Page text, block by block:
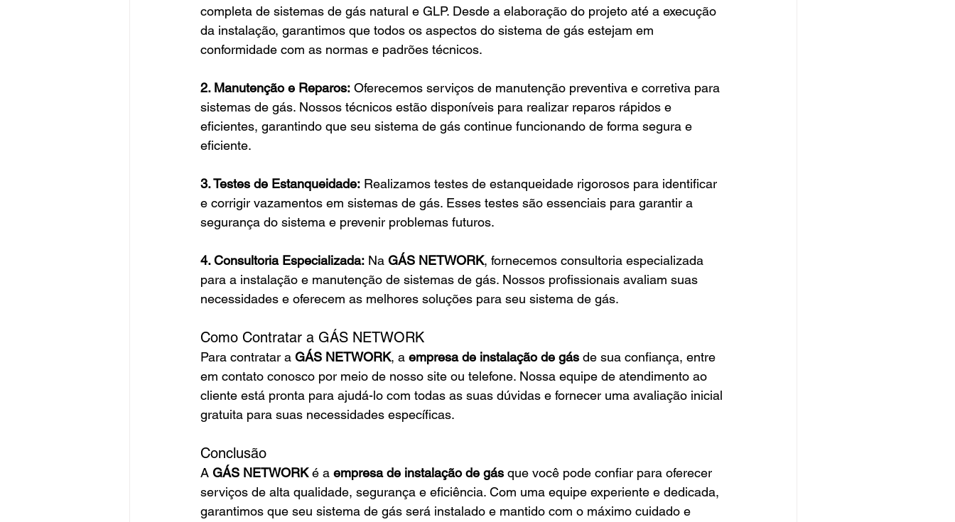
completa de sistemas de gás natural e GLP. Desde a elaboração do projeto até a execução
da instalação, garantimos que todos os aspectos do sistema de gás estejam em
conformidade com as normas e padrões técnicos.
2. Manutenção e Reparos: Oferecemos serviços de manutenção preventiva e corretiva para
sistemas de gás. Nossos técnicos estão disponíveis para realizar reparos rápidos e
eficientes, garantindo que seu sistema de gás continue funcionando de forma segura e
eficiente.
3. Testes de Estanqueidade: Realizamos testes de estanqueidade rigorosos para identificar
e corrigir vazamentos em sistemas de gás. Esses testes são essenciais para garantir a
segurança do sistema e prevenir problemas futuros.
4. Consultoria Especializada: Na GÁS NETWORK, fornecemos consultoria especializada
para a instalação e manutenção de sistemas de gás. Nossos profissionais avaliam suas
necessidades e oferecem as melhores soluções para seu sistema de gás.
Como Contratar a GÁS NETWORK
Para contratar a GÁS NETWORK, a empresa de instalação de gás de sua confiança, entre
em contato conosco por meio de nosso site ou telefone. Nossa equipe de atendimento ao
cliente está pronta para ajudá-lo com todas as suas dúvidas e fornecer uma avaliação inicial
gratuita para suas necessidades específicas.
Conclusão
A GÁS NETWORK é a empresa de instalação de gás que você pode confiar para oferecer
serviços de alta qualidade, segurança e eficiência. Com uma equipe experiente e dedicada,
garantimos que seu sistema de gás será instalado e mantido com o máximo cuidado e